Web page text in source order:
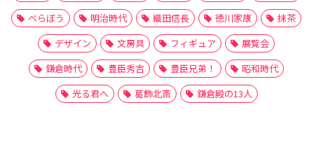
べらぼう
明治時代 織田信長 徳川家康
抹茶
デザイン
文房具 フィギュア
展覧会
鎌倉時代
豊臣秀吉 豊臣兄弟！
昭和時代
光る君へ
葛飾北斎 鎌倉殿の13人